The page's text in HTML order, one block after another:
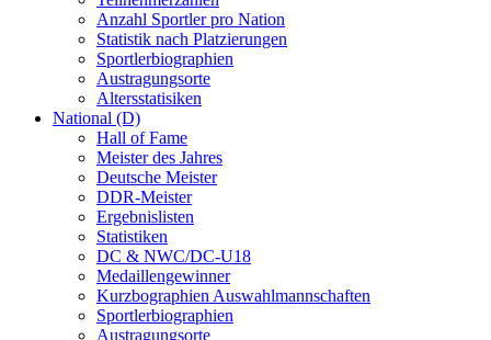
Anzahl Sportler pro Nation
Statistik nach Platzierungen
Sportlerbiographien
Austragungsorte
Altersstatisiken
National (D)
Hall of Fame
Meister des Jahres
Deutsche Meister
DDR-Meister
Ergebnislisten
Statistiken
DC & NWC/DC-U18
Medaillengewinner
Kurzbographien Auswahlmannschaften
Sportlerbiographien
Austragungsorte